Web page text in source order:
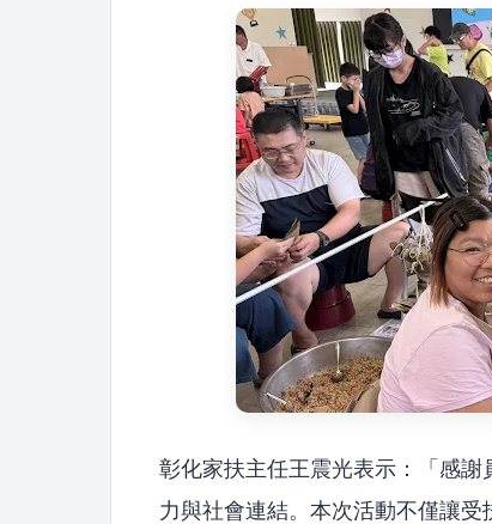
彰化家扶主任王震光表示：「感
力與社會連結。本次活動不僅讓